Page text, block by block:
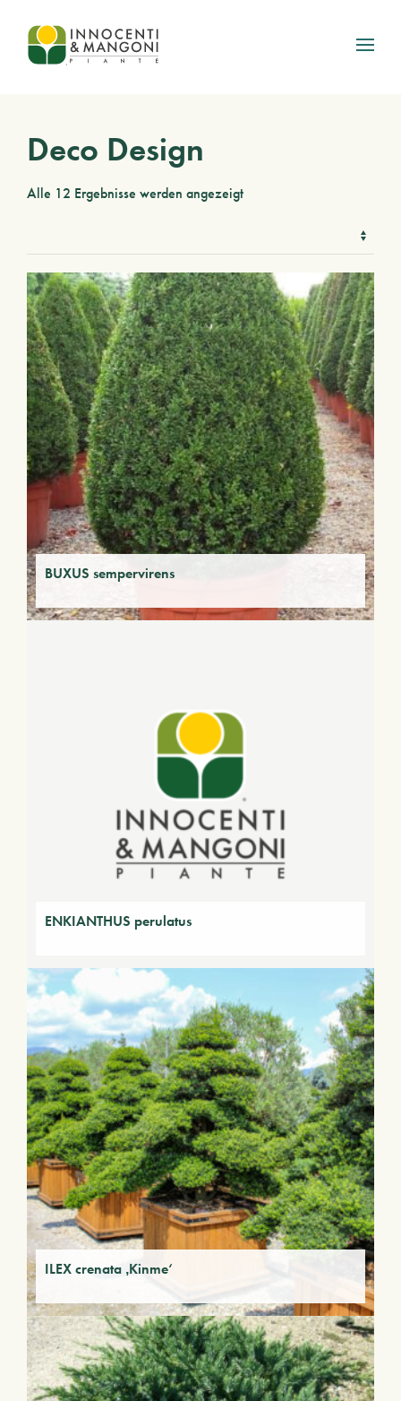
Skip to main content
Deco Design
Alle 12 Ergebnisse werden angezeigt
BUXUS sempervirens
ENKIANTHUS perulatus
ILEX crenata ‚Kinme‘